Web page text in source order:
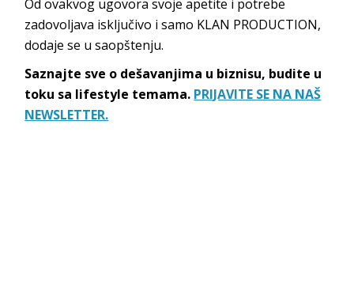
Od ovakvog ugovora svoje apetite i potrebe
zadovoljava isključivo i samo KLAN PRODUCTION,
dodaje se u saopštenju.
Saznajte sve o dešavanjima u biznisu, budite u
toku sa lifestyle temama. PRIJAVITE SE NA NAŠ
NEWSLETTER.